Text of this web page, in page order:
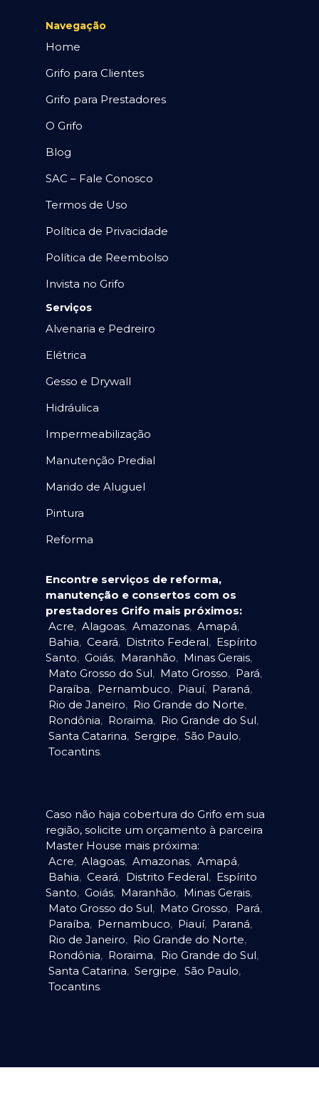
Navegação
Home
Grifo para Clientes
Grifo para Prestadores
O Grifo
Blog
SAC – Fale Conosco
Termos de Uso
Política de Privacidade
Política de Reembolso
Invista no Grifo
Serviços
Alvenaria e Pedreiro
Elétrica
Gesso e Drywall
Hidráulica
Impermeabilização
Manutenção Predial
Marido de Aluguel
Pintura
Reforma
Encontre serviços de reforma,
manutenção e consertos com os
prestadores Grifo mais próximos:
Acre, Alagoas, Amazonas, Amapá,
Bahia, Ceará, Distrito Federal, Espírito
Santo, Goiás, Maranhão, Minas Gerais,
Mato Grosso do Sul, Mato Grosso, Pará,
Paraíba, Pernambuco, Piauí, Paraná,
Rio de Janeiro, Rio Grande do Norte,
Rondônia, Roraima, Rio Grande do Sul,
Santa Catarina, Sergipe, São Paulo,
Tocantins.
Caso não haja cobertura do Grifo em sua
região, solicite um orçamento à parceira
Master House mais próxima:
Acre, Alagoas, Amazonas, Amapá,
Bahia, Ceará, Distrito Federal, Espírito
Santo, Goiás, Maranhão, Minas Gerais,
Mato Grosso do Sul, Mato Grosso, Pará,
Paraíba, Pernambuco, Piauí, Paraná,
Rio de Janeiro, Rio Grande do Norte,
Rondônia, Roraima, Rio Grande do Sul,
Santa Catarina, Sergipe, São Paulo,
Tocantins.